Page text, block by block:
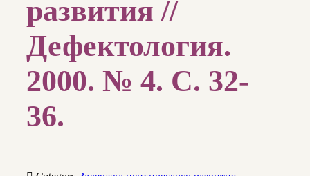
развития //
Дефектология.
2000. № 4. С. 32-
36.